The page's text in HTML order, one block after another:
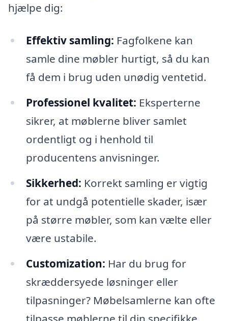
hjælpe dig:
Effektiv samling: Fagfolkene kan
samle dine møbler hurtigt, så du kan
få dem i brug uden unødig ventetid.
Professionel kvalitet: Eksperterne
sikrer, at møblerne bliver samlet
ordentligt og i henhold til
producentens anvisninger.
Sikkerhed: Korrekt samling er vigtig
for at undgå potentielle skader, især
på større møbler, som kan vælte eller
være ustabile.
Customization: Har du brug for
skræddersyede løsninger eller
tilpasninger? Møbelsamlerne kan ofte